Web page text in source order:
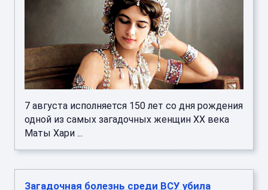
7 августа исполняется 150 лет со дня рождения
одной из самых загадочных женщин XX века
Маты Хари ...
Загадочная болезнь среди ВСУ убила